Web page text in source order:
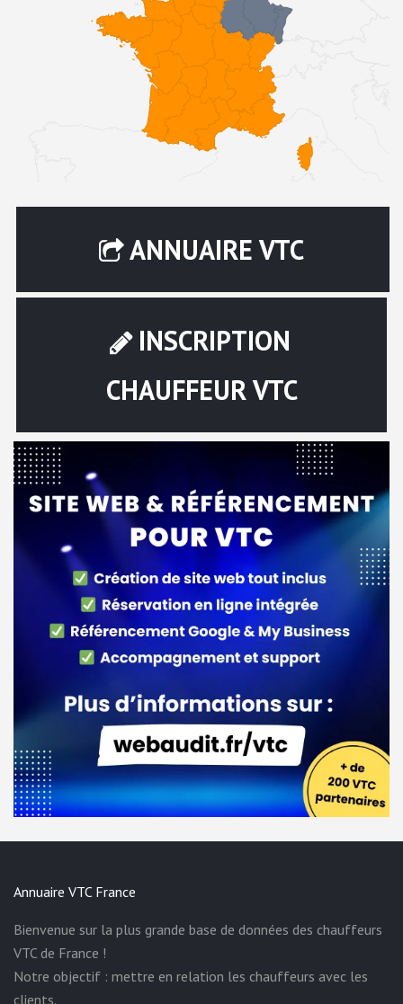
ANNUAIRE VTC
INSCRIPTION
CHAUFFEUR VTC
Annuaire VTC France
Bienvenue sur la plus grande base de données des chauffeurs
VTC de France !
Notre objectif : mettre en relation les chauffeurs avec les
clients.